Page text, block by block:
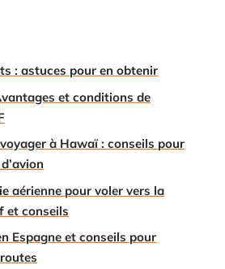
: astuces pour en obtenir
et conditions de
à Hawaï : conseils pour
aérienne pour voler vers la
et conseils
Espagne et conseils pour